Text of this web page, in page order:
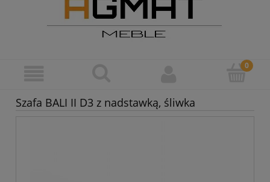
Szafa BALI II D3 z nadstawką, śliwka